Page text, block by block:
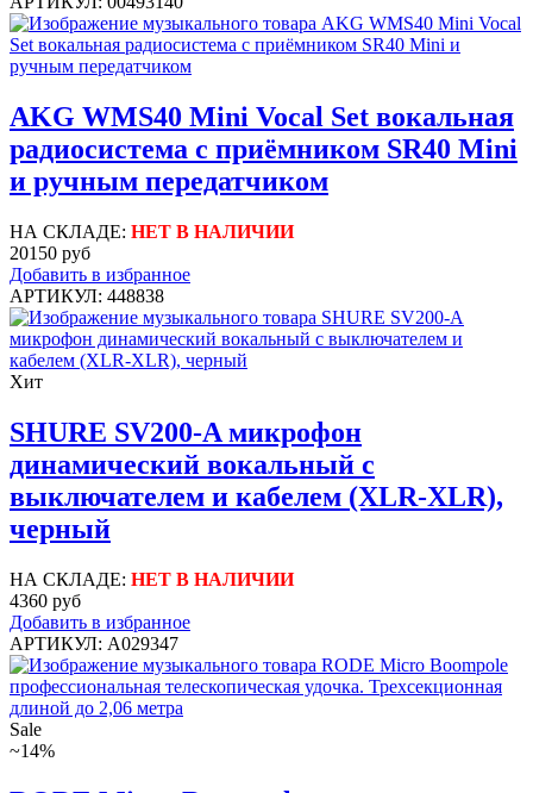
AKG WMS40 Mini Vocal Set вокальная
радиосистема с приёмником SR40 Mini
и ручным передатчиком
НА СКЛАДЕ: НЕТ В НАЛИЧИИ
20150 руб
Добавить в избранное
АРТИКУЛ: 448838
Хит
SHURE SV200-A микрофон
динамический вокальный с
выключателем и кабелем (XLR-XLR),
черный
НА СКЛАДЕ: НЕТ В НАЛИЧИИ
4360 руб
Добавить в избранное
АРТИКУЛ: A029347
Sale
~14%